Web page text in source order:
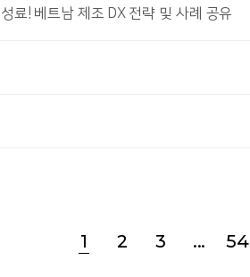
! 베트남 제조 DX 전략 및 사례 공유
1 2 3 ... 54